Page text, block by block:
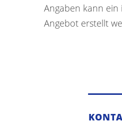
Angaben kann ein
Angebot erstellt